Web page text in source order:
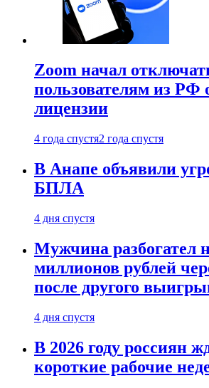
Zoom начал
пользователям из РФ
лицензии
4 года спустя2 года спустя
В Анапе объявили
БПЛА
4 дня спустя
Мужчина разбогател
миллионов рублей
после другого
4 дня спустя
В 2026 году россиян
короткие рабочие